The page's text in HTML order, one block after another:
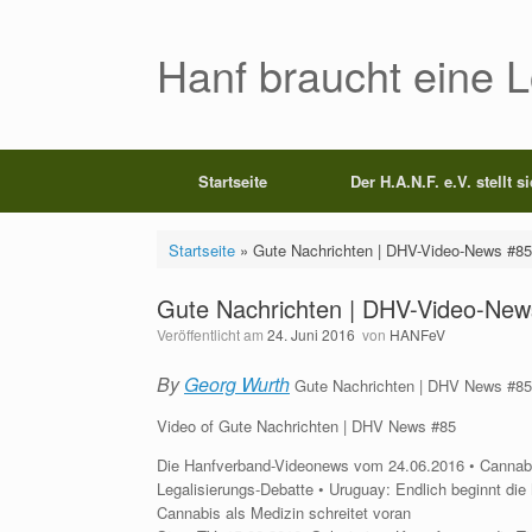
Hanf braucht eine
Startseite Der H.A.N.F. e.V. stellt
Startseite» Gute Nachrichten | DHV-Video-News #85
Gute Nachrichten | DHV-Video-
Veröffentlicht am 24. Juni 2016 von HANFeV
ByGeorg Wurth Gute Nachrichten | DHV News #85
Video of Gute Nachrichten | DHV News #85
Die Hanfverband-Videonews vom 24.06.2016 •
Legalisierungs-Debatte • Uruguay: Endlich beginnt
Cannabis als Medizin schreitet voran